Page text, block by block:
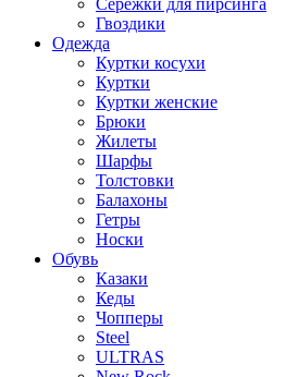
Сережки для пирсинга
Гвоздики
Одежда
Куртки косухи
Куртки
Куртки женские
Брюки
Жилеты
Шарфы
Толстовки
Балахоны
Гетры
Носки
Обувь
Казаки
Кеды
Чопперы
Steel
ULTRAS